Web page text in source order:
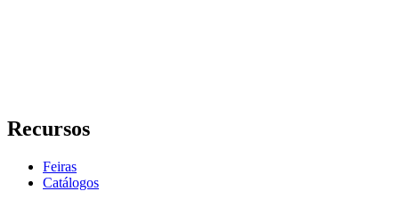
Recursos
Feiras
Catálogos